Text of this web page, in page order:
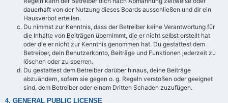
dauerhaft von der Nutzung dieses Boards ausschließen und dir ein
Hausverbot erteilen.
Du nimmst zur Kenntnis, dass der Betreiber keine Verantwortung für
die Inhalte von Beiträgen übernimmt, die er nicht selbst erstellt hat
oder die er nicht zur Kenntnis genommen hat. Du gestattest dem
Betreiber, dein Benutzerkonto, Beiträge und Funktionen jederzeit zu
löschen oder zu sperren.
Du gestattest dem Betreiber darüber hinaus, deine Beiträge
abzuändern, sofern sie gegen o. g. Regeln verstoßen oder geeignet
sind, dem Betreiber oder einem Dritten Schaden zuzufügen.
4. GENERAL PUBLIC LICENSE